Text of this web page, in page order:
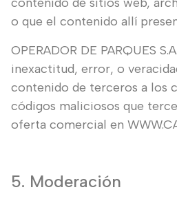
o que el contenido allí
OPERADOR DE PARQUES
inexactitud, error, o
contenido de terceros a los
códigos maliciosos que
oferta comercial en
5. Moderación